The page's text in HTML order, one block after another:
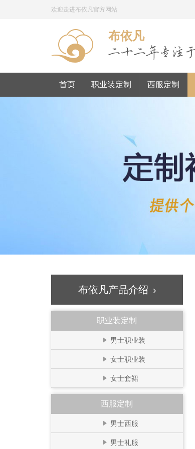
欢迎走进布依凡官方网站
布依凡
首页 职业装定制 西服定制
布依凡产品介绍
职业装定制
男士职业装
女士职业装
女士套裙
西服定制
男士西服
男士礼服